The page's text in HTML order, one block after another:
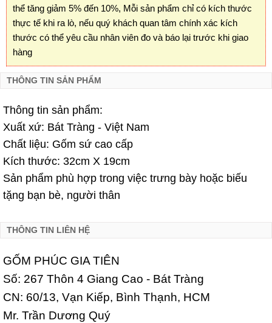
thể tăng giảm 5% đến 10%, Mỗi sản phẩm chỉ có kích thước
thực tế khi ra lò, nếu quý khách quan tâm chính xác kích
thước có thể yêu cầu nhân viên đo và báo lại trước khi giao
hàng
THÔNG TIN SẢN PHẨM
Thông tin sản phẩm:
Xuất xứ: Bát Tràng - Việt Nam
Chất liệu: Gốm sứ cao cấp
Kích thước: 32cm X 19cm
Sản phẩm phù hợp trong việc trưng bày hoặc biếu
tặng bạn bè, người thân
THÔNG TIN LIÊN HỆ
GỐM PHÚC GIA TIÊN
Số: 267 Thôn 4 Giang Cao - Bát Tràng
CN: 60/13, Vạn Kiếp, Bình Thạnh, HCM
Mr. Trần Dương Quý